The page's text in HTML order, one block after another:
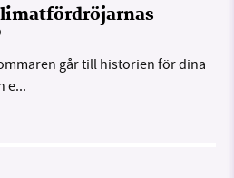
går till historien för dina
e...